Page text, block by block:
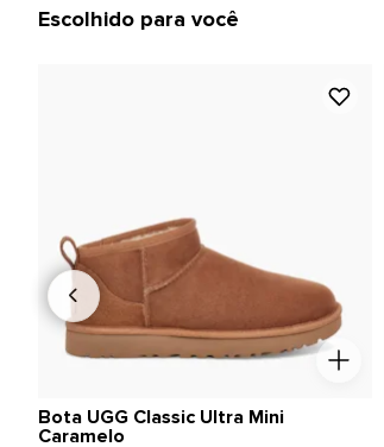
Escolhido para você
Bota UGG Classic Ultra Mini
Caramelo